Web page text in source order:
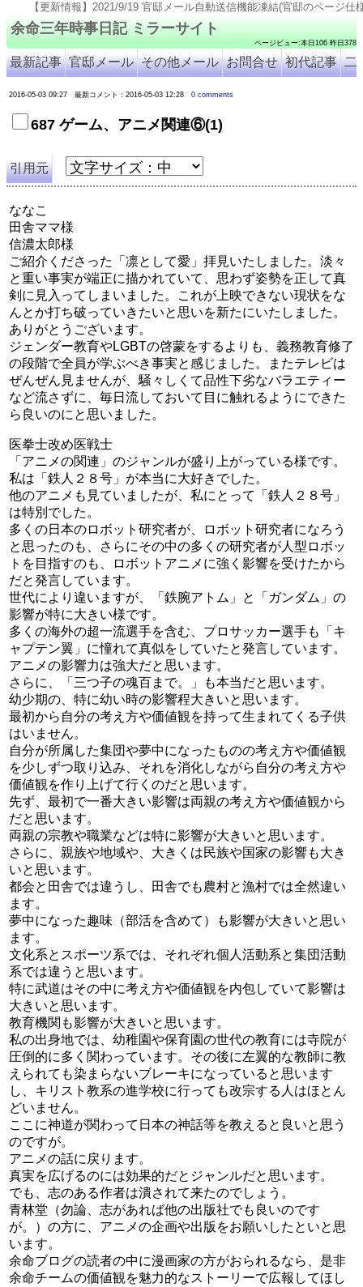
余命三年時事日記 ミラーサイト
ページビュー:本日106 昨日378
最新記事 官邸メール その他メール お問合せ 初代記事 二
2016-05-03 09:27 最新コメント：2016-05-03 12:28 0 comments
687 ゲーム、アニメ関連⑥(1)
引用元
ななこ
田舎ママ様
信濃太郎様
ご紹介くださった「凛として愛」拝見いたしました。淡々
と重い事実が端正に描かれていて、思わず姿勢を正して真
剣に見入ってしまいました。これが上映できない現状をな
んとか打ち破っていきたいと思いを新たにいたしました。
ありがとうございます。
ジェンダー教育やLGBTの啓蒙をするよりも、義務教育修了
の段階で全員が学ぶべき事実と感じました。またテレビは
ぜんぜん見ませんが、騒々しくて品性下劣なバラエティー
など流さずに、毎日流しておいて目に触れるようにできた
ら良いのにと思いました。
医拳士改め医戦士
「アニメの関連」のジャンルが盛り上がっている様です。
私は「鉄人２８号」が本当に大好きでした。
他のアニメも見ていましたが、私にとって「鉄人２８号」
は特別でした。
多くの日本のロボット研究者が、ロボット研究者になろう
と思ったのも、さらにその中の多くの研究者が人型ロボッ
トを目指すのも、ロボットアニメに強く影響を受けたから
だと発言しています。
世代により違いますが、「鉄腕アトム」と「ガンダム」の
影響が特に大きい様です。
多くの海外の超一流選手を含む、プロサッカー選手も「キ
ャプテン翼」に憧れて真似をしていたと発言しています。
アニメの影響力は強大だと思います。
さらに、「三つ子の魂百まで。」も本当だと思います。
幼少期の、特に幼い時の影響程大きいと思います。
最初から自分の考え方や価値観を持って生まれてくる子供
はいません。
自分が所属した集団や夢中になったものの考え方や価値観
を少しずつ取り込み、それを消化しながら自分の考え方や
価値観を作り上げて行くのだと思います。
先ず、最初で一番大きい影響は両親の考え方や価値観から
だと思います。
両親の宗教や職業などは特に影響が大きいと思います。
さらに、親族や地域や、大きくは民族や国家の影響も大き
いと思います。
都会と田舎では違うし、田舎でも農村と漁村では全然違い
ます。
夢中になった趣味（部活を含めて）も影響が大きいと思い
ます。
文化系とスポーツ系では、それぞれ個人活動系と集団活動
系では違うと思います。
特に武道はその中に考え方や価値観を内包していて影響は
大きいと思います。
教育機関も影響が大きいと思います。
私の出身地では、幼稚園や保育園の世代の教育には寺院が
圧倒的に多く関わっています。その後に左翼的な教師に教
えられても染まらないブレーキになっていると思います
し、キリスト教系の進学校に行っても改宗する人はほとん
どいません。
ここに神道が関わって日本の神話等を教えると良いと思う
のですが。
アニメの話に戻ります。
真実を広げるのには効果的だとジャンルだと思います。
でも、志のある作者は潰されて来たのでしょう。
青林堂（勿論、志があれば他の出版社でも良いのです
が。）の方に、アニメの企画や出版をお願いしたといと思
います。
余命ブログの読者の中に漫画家の方がおられるなら、是非
余命チームの価値観を魅力的なストーリーで広報してほし
更新情報】2021/9/19 官邸メール自動送信機能凍結(官邸のページ仕様変更